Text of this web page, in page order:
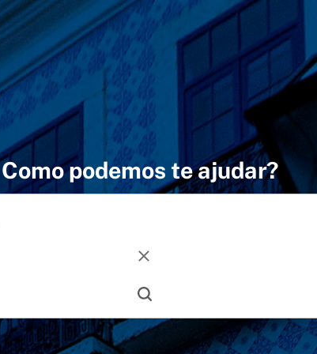
Como podemos te ajudar?